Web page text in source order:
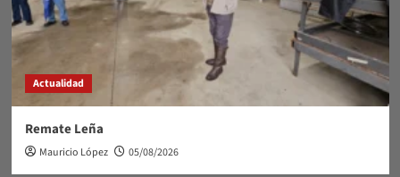
Actualidad
Remate Leña
Mauricio López 05/08/2026